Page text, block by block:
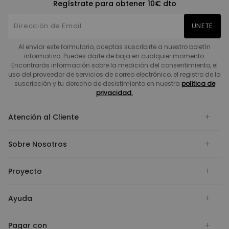
Regístrate para obtener 10€ dto
UNETE
Al enviar este formulario, aceptas suscribirte a nuestro boletín
informativo. Puedes darte de baja en cualquier momento.
Encontrarás información sobre la medición del consentimiento, el
uso del proveedor de servicios de correo electrónico, el registro de la
suscripción y tu derecho de desistimiento en nuestra política de
privacidad.
Atención al Cliente
Sobre Nosotros
Proyecto
Ayuda
Pagar con